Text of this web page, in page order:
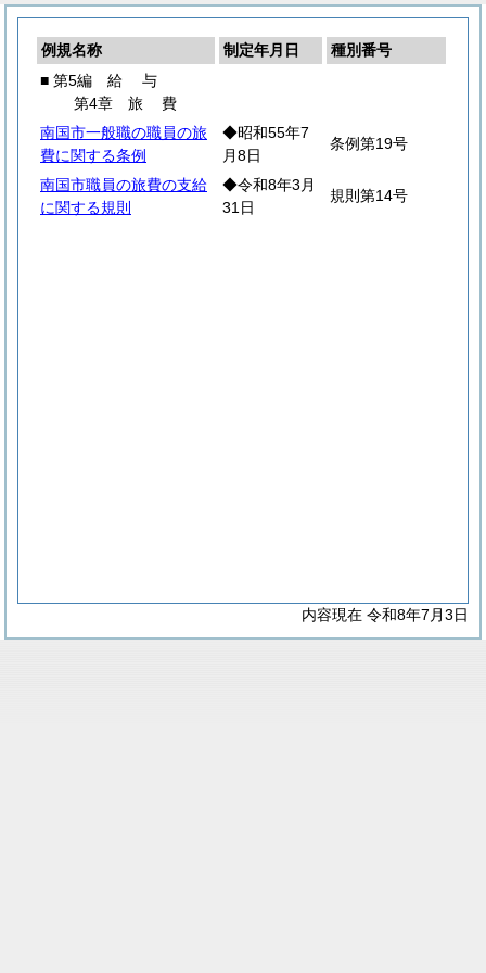
例規名称 制定年月日
種別番号
■ 第5編 給 与
第4章 旅費
南国市一般職の職員の旅
費に関する条例
◆昭和55年7
月8日
条例第19号
南国市職員の旅費の支給
に関する規則
◆令和8年3月
31日
規則第14号
内容現在 令和8年7月3日